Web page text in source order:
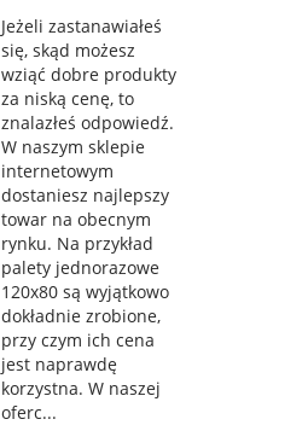
Jeżeli zastanawiałeś
się, skąd możesz
wziąć dobre produkty
za niską cenę, to
znalazłeś odpowiedź.
W naszym sklepie
internetowym
dostaniesz najlepszy
towar na obecnym
rynku. Na przykład
palety jednorazowe
120x80 są wyjątkowo
dokładnie zrobione,
przy czym ich cena
jest naprawdę
korzystna. W naszej
oferc...